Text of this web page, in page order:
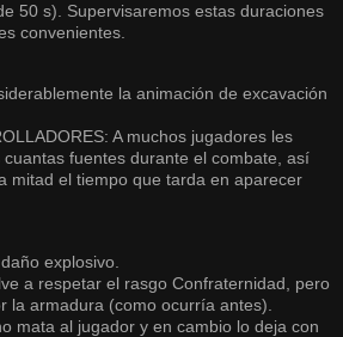
50 s). Supervisaremos estas duraciones
convenientes.
la animación de excavación
A muchos jugadores les
fuentes durante el combate, así
mitad el tiempo que tarda en aparecer
explosivo.
a respetar el rasgo Confraternidad, pero
la armadura (como ocurría antes).
mata al jugador y en cambio lo deja con